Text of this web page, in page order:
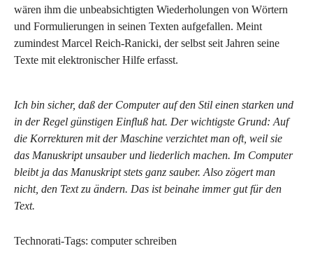
wären ihm die unbeabsichtigten Wiederholungen von Wörtern
und Formulierungen in seinen Texten aufgefallen. Meint
zumindest Marcel Reich-Ranicki, der selbst seit Jahren seine
Texte mit elektronischer Hilfe erfasst.
Ich bin sicher, daß der Computer auf den Stil einen starken und
in der Regel günstigen Einfluß hat. Der wichtigste Grund: Auf
die Korrekturen mit der Maschine verzichtet man oft, weil sie
das Manuskript unsauber und liederlich machen. Im Computer
bleibt ja das Manuskript stets ganz sauber. Also zögert man
nicht, den Text zu ändern. Das ist beinahe immer gut für den
Text.
Technorati-Tags: computer schreiben